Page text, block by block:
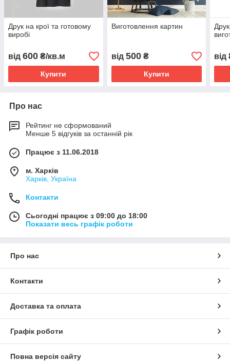
Друк на крої та готовому
виробі
від 600 ₴/кв.м
Купити
Виготовлення картин
від 500₴
Купити
від
Про нас
Рейтинг не сформований
Менше 5 відгуків за останній рік
Працює з 11.06.2018
м. Харків
Харків, Україна
Контакти
Сьогодні працює з 09:00 до 18:00
Показати весь графік роботи
Про нас
Контакти
Доставка та оплата
Графік роботи
Повна версія сайту